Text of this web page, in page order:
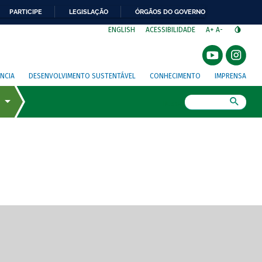
PARTICIPE LEGISLAÇÃO ÓRGÃOS DO GOVERNO
ENGLISH ACESSIBILIDADE A+ A-
DESENVOLVIMENTO SUSTENTÁVEL CONHECIMENTO IMPRENSA
de tela